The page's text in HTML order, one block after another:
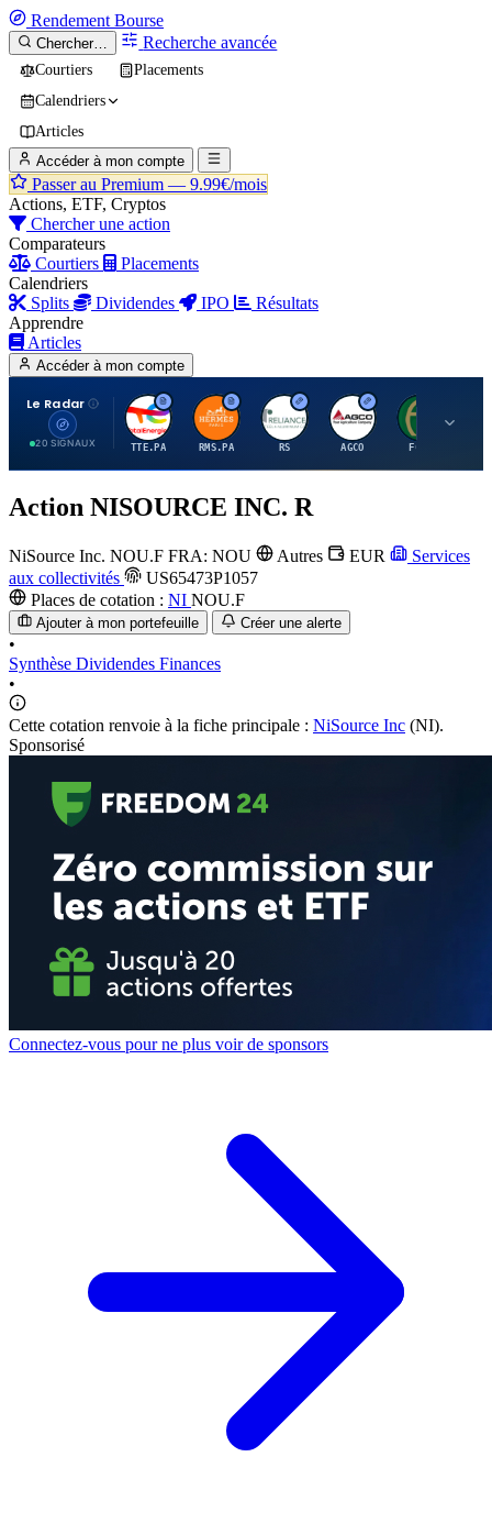
Rendement Bourse
Chercher… Recherche avancée
Courtiers
Placements
Calendriers
Articles
Accéder à mon compte
Passer au Premium — 9.99€/mois
Actions, ETF, Cryptos
Chercher une action
Comparateurs
Courtiers
Placements
Calendriers
Splits
Dividendes IPO
Résultats
Apprendre
Articles
Accéder à mon compte
Le Radar
20 SIGNAUX
T
TTE.PA
H
RMS.PA
R
RS
A
AGCO FCFS
Action NISOURCE INC. R
NiSource Inc. NOU.F FRA: NOU Autres EUR
Services
aux collectivités
US65473P1057
Places de cotation : NI NOU.F
Ajouter à mon portefeuille Créer une alerte
•
Synthèse Dividendes Finances
•
Cette cotation renvoie à la fiche principale : NiSource Inc (NI).
Sponsorisé
Connectez-vous pour ne plus voir de sponsors